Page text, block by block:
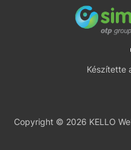
Készítette
Copyright © 2026 KELLO